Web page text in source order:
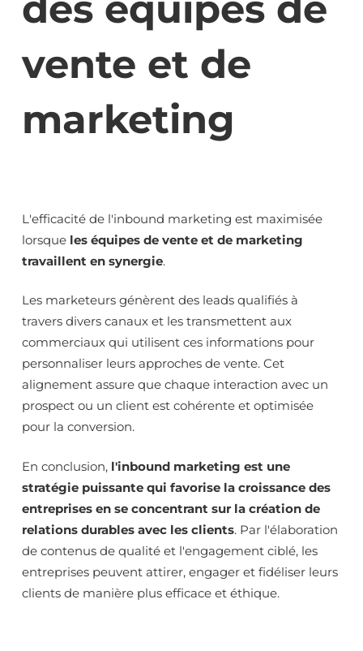
vente et de
marketing
L'efficacité de l'inbound marketing est maximisée
lorsque les équipes de vente et de marketing
travaillent en synergie.
Les marketeurs génèrent des leads qualifiés à
travers divers canaux et les transmettent aux
commerciaux qui utilisent ces informations pour
personnaliser leurs approches de vente. Cet
alignement assure que chaque interaction avec un
prospect ou un client est cohérente et optimisée
pour la conversion.
En conclusion, l'inbound marketing est une
stratégie puissante qui favorise la croissance des
entreprises en se concentrant sur la création de
relations durables avec les clients. Par l'élaboration
de contenus de qualité et l'engagement ciblé, les
entreprises peuvent attirer, engager et fidéliser leurs
clients de manière plus efficace et éthique.